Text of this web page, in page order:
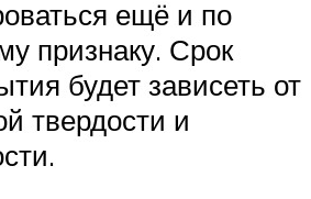
ещё и по
признаку. Срок
будет зависеть от
твердости и